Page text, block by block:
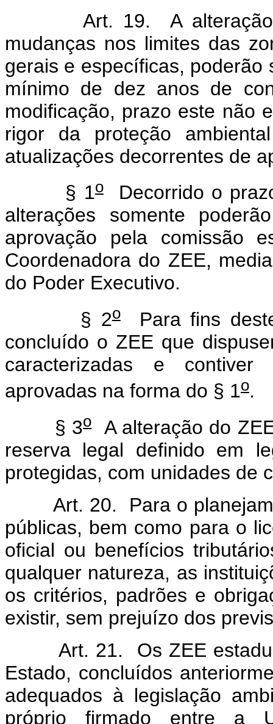
Art. 19. A alteração
mudanças nos limites das
gerais e específicas, poderão
mínimo de dez anos de
modificação, prazo este não
rigor da proteção
atualizações decorrentes de
§ 1oDecorrido o
alterações somente
aprovação pela comissão
Coordenadora do ZEE,
do Poder Executivo.
§ 2oPara fins deste
concluído o ZEE que
caracterizadas e
aprovadas na forma do § 1o.
§ 3oA alteração do
reserva legal definido em
protegidas, com unidades de
Art. 20. Para o
públicas, bem como para o
oficial ou benefícios
qualquer natureza, as
os critérios, padrões e
existir, sem prejuízo dos
Art. 21. Os ZEE
Estado, concluídos
adequados à legislação
próprio firmado entre a